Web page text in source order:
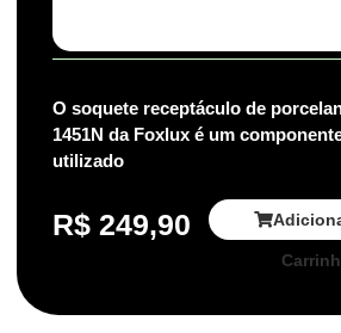
O soquete receptáculo de
1451N da Foxlux é um
utilizado
R$ 249,90